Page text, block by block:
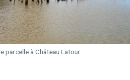
parcelle à Château Latour